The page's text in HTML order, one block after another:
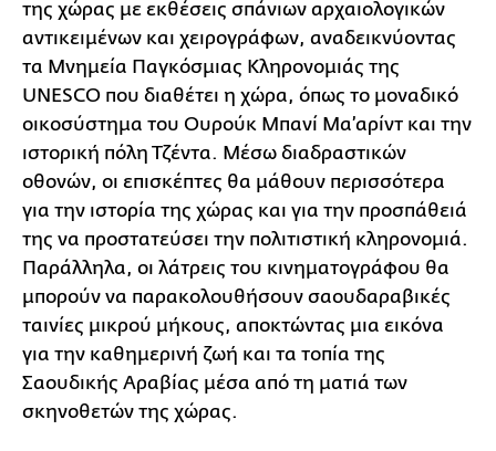
της χώρας με εκθέσεις σπάνιων αρχαιολογικών
αντικειμένων και χειρογράφων, αναδεικνύοντας
τα Μνημεία Παγκόσμιας Κληρονομιάς της
UNESCO που διαθέτει η χώρα, όπως το μοναδικό
οικοσύστημα του Ουρούκ Μπανί Μα’αρίντ και την
ιστορική πόλη Τζέντα. Μέσω διαδραστικών
οθονών, οι επισκέπτες θα μάθουν περισσότερα
για την ιστορία της χώρας και για την προσπάθειά
της να προστατεύσει την πολιτιστική κληρονομιά.
Παράλληλα, οι λάτρεις του κινηματογράφου θα
μπορούν να παρακολουθήσουν σαουδαραβικές
ταινίες μικρού μήκους, αποκτώντας μια εικόνα
για την καθημερινή ζωή και τα τοπία της
Σαουδικής Αραβίας μέσα από τη ματιά των
σκηνοθετών της χώρας.